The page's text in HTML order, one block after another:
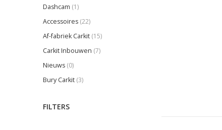
Dashcam (1)
Accessoires (22)
Af-fabriek Carkit (15)
Carkit Inbouwen (7)
Nieuws (0)
Bury Carkit (3)
FILTERS